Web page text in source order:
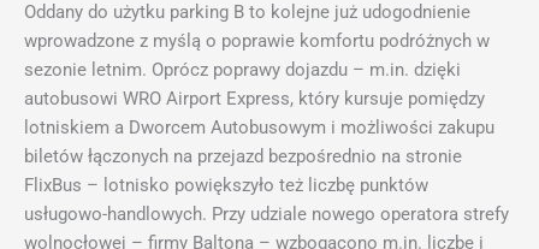
Oddany do użytku parking B to kolejne już udogodnienie
wprowadzone z myślą o poprawie komfortu podróżnych w
sezonie letnim. Oprócz poprawy dojazdu – m.in. dzięki
autobusowi WRO Airport Express, który kursuje pomiędzy
lotniskiem a Dworcem Autobusowym i możliwości zakupu
biletów łączonych na przejazd bezpośrednio na stronie
FlixBus – lotnisko powiększyło też liczbę punktów
usługowo-handlowych. Przy udziale nowego operatora strefy
wolnocłowej – firmy Baltona – wzbogacono m.in. liczbę i